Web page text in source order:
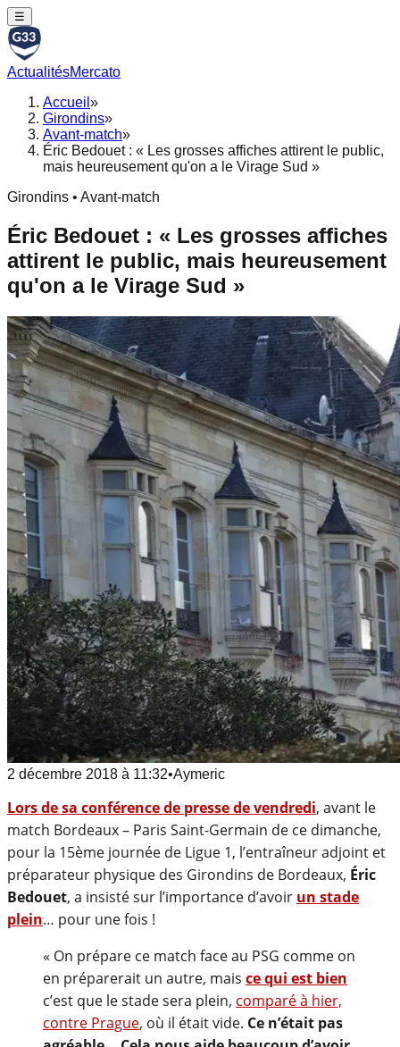
☰
ActualitésMercato
Accueil »
Girondins»
Avant-match»
Éric Bedouet : « Les grosses affiches attirent le public,
mais heureusement qu'on a le Virage Sud »
Girondins • Avant-match
Éric Bedouet : « Les grosses affiches
attirent le public, mais heureusement
qu'on a le Virage Sud »
2 décembre 2018 à 11:32•Aymeric
Lors de sa conférence de presse de vendredi, avant le
match Bordeaux – Paris Saint-Germain de ce dimanche,
pour la 15ème journée de Ligue 1, l’entraîneur adjoint et
préparateur physique des Girondins de Bordeaux, Éric
Bedouet, a insisté sur l’importance d’avoir un stade
plein… pour une fois !
« On prépare ce match face au PSG comme on
en préparerait un autre, mais ce qui est bien
c’est que le stade sera plein, comparé à hier,
contre Prague, où il était vide. Ce n’était pas